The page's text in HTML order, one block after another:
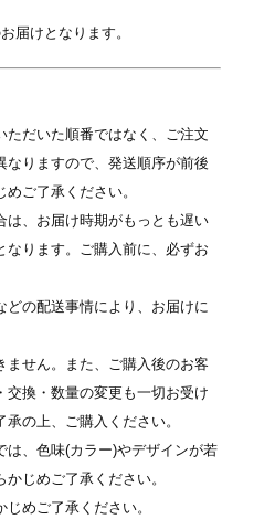
届けとなります。
だいた順番ではなく、ご注文
なりますので、発送順序が前後
ご了承ください。
、お届け時期がもっとも遅い
ります。ご購入前に、必ずお
の配送事情により、お届けに
せん。また、ご購入後のお客
換・数量の変更も一切お受け
の上、ご購入ください。
、色味(カラー)やデザインが若
じめご了承ください。
めご了承ください。
選択
も変更できます